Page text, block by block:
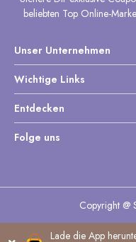
beliebten Top Online-
Unser Unternehmen
Wichtige Links
Entdecken
Folge uns
Copyright @
Lade die App